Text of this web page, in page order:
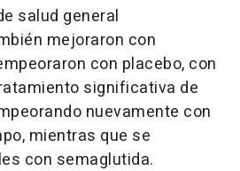
salud general
mejoraron con
con placebo, con
significativa de
nuevamente con
mientras que se
con semaglutida.